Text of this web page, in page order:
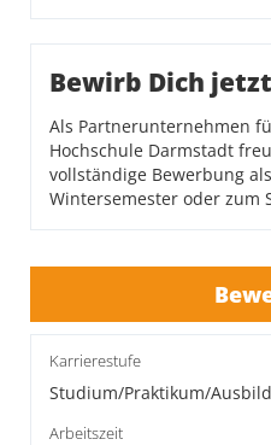
Bewirb Dich
Als Partnerunternehmen
Hochschule Darmstadt
vollständige Bewerbung
Wintersemester oder zum
Karrierestufe
Studium/Praktikum/
Arbeitszeit